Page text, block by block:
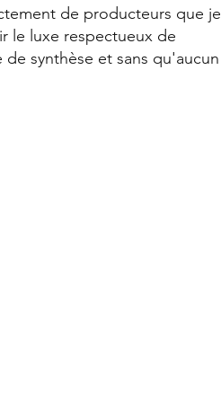
de producteurs que je
le luxe respectueux de
synthèse et sans qu'aucun